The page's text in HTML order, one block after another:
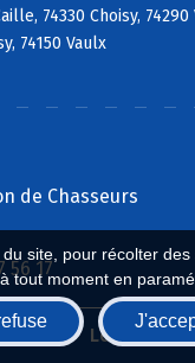
site, pour récolter
tout moment en
74330 Choisy,
74150 Vaulx
de Chasseurs
56 17
Le réseau